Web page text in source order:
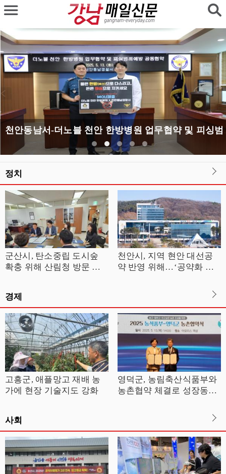
천안동남서-
정치
군산시, 탄소중립 도시숲
확충 위해 산림청 방문 국
천안시, 지역 현안 대선공
약 반영 위해…‘공약화 제
경제
고흥군, 애플망고 재배 농
가에 현장 기술지도 강화
영덕군, 농림축산식품부와
농촌협약 체결로 성장동력
사회